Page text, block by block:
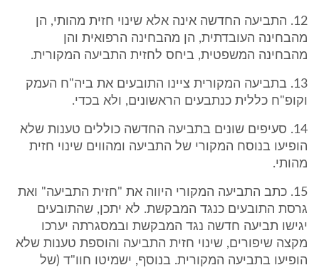
12. התביעה החדשה אינה אלא שינוי חזית מהותי, הן
מהבחינה העובדתית, הן מהבחינה הרפואית והן
מהבחינה המשפטית, ביחס לחזית התביעה המקורית.
13. בתביעה המקורית ציינו התובעים את ביה"ח העמק
וקופ"ח כללית כנתבעים הראשונים, ולא בכדי.
14. סעיפים שונים בתביעה החדשה כוללים טענות שלא
הופיעו בנוסח המקורי של התביעה ומהווים שינוי חזית
מהותי.
15. כתב התביעה המקורי היווה את "חזית התביעה" ואת
גרסת התובעים כנגד המבקשת. לא יתכן, שהתובעים
יגישו תביעה חדשה נגד המבקשת ובמסגרתה יערכו
מקצה שיפורים, שינוי חזית התביעה והוספת טענות שלא
הופיעו בתביעה המקורית. בנוסף, ישמיטו חוו"ד (של